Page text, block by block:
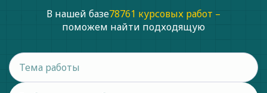
В нашей базе78761 курсовых работ –
поможем найти подходящую